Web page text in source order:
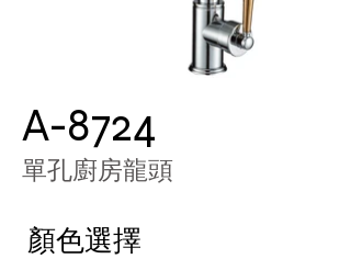
A-8724
​單孔廚房龍頭
顏色選擇